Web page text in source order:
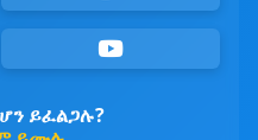
ይፈልጋሉ?